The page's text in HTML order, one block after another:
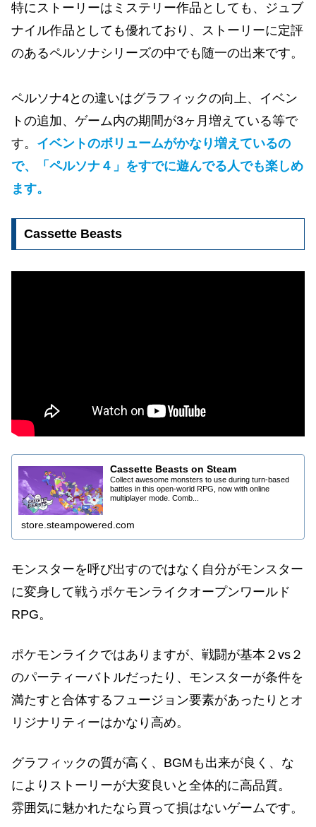
特にストーリーはミステリー作品としても、ジュブ
ナイル作品としても優れており、ストーリーに定評
のあるペルソナシリーズの中でも随一の出来です。
ペルソナ4との違いはグラフィックの向上、イベン
トの追加、ゲーム内の期間が3ヶ月増えている等で
す。 イベントのボリュームがかなり増えているの
で、「ペルソナ４」をすでに遊んでる人でも楽しめ
ます。
Cassette Beasts
Cassette Beasts on Steam
Collect awesome monsters to use during turn-based
battles in this open-world RPG, now with online
multiplayer mode. Comb...
store.steampowered.com
モンスターを呼び出すのではなく自分がモンスター
に変身して戦うポケモンライクオープンワールド
RPG。
ポケモンライクではありますが、戦闘が基本２vs２
のパーティーバトルだったり、モンスターが条件を
満たすと合体するフュージョン要素があったりとオ
リジナリティーはかなり高め。
グラフィックの質が高く、BGMも出来が良く、な
によりストーリーが大変良いと全体的に高品質。
雰囲気に魅かれたなら買って損はないゲームです。